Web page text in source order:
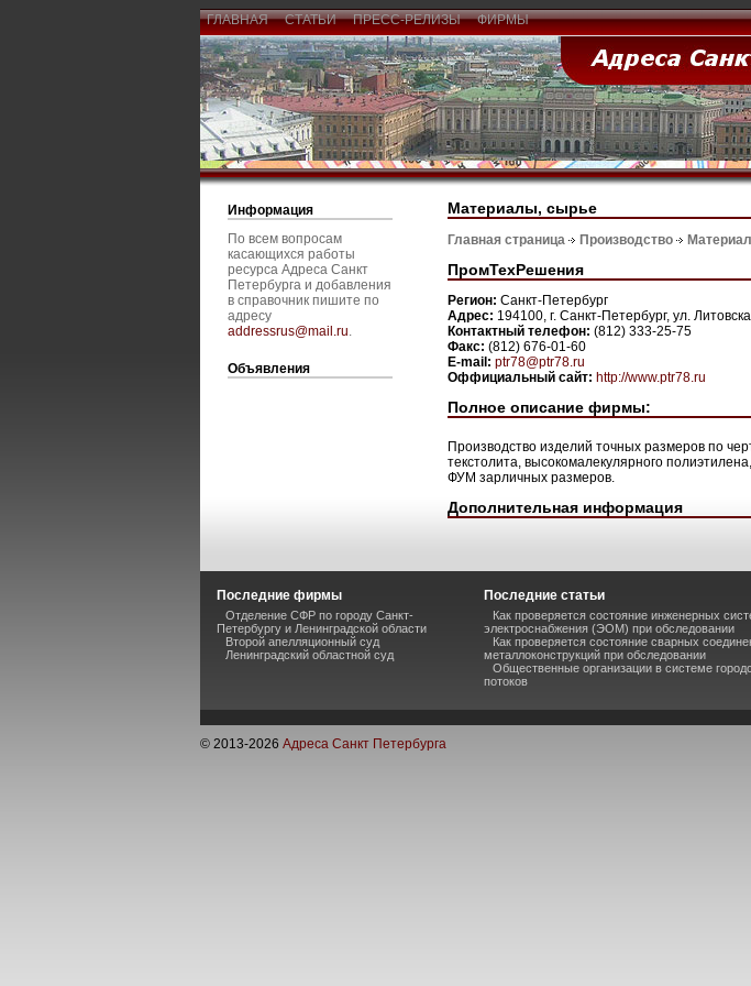
ГЛАВНАЯ СТАТЬИ ПРЕСС-РЕЛИЗЫ ФИРМЫ
Информация
По всем вопросам
касающихся работы
ресурса Адреса Санкт
Петербурга и добавления
в справочник пишите по
адресу
addressrus@mail.ru.
Объявления
Материалы, сырье
Главная страница Производство
ПромТехРешения
Регион: Санкт-Петербург
Адрес: 194100, г. Санкт-Петербург, ул.
Контактный телефон: (812) 333-25-75
Факс: (812) 676-01-60
E-mail: ptr78@ptr78.ru
Оффициальный сайт: http://www.ptr78.ru
Полное описание фирмы:
Производство изделий точных размеров по
текстолита, высокомалекулярного
ФУМ зарличных размеров.
Дополнительная информация
Последние фирмы
Отделение СФР по городу Санкт-
Петербургу и Ленинградской области
Второй апелляционный суд
Ленинградский областной суд
Последние статьи
Как проверяется состояние инженерных
электроснабжения (ЭОМ) при обследовании
Как проверяется состояние сварных
металлоконструкций при обследовании
Общественные организации в системе
потоков
© 2013-2026 Адреса Санкт Петербурга